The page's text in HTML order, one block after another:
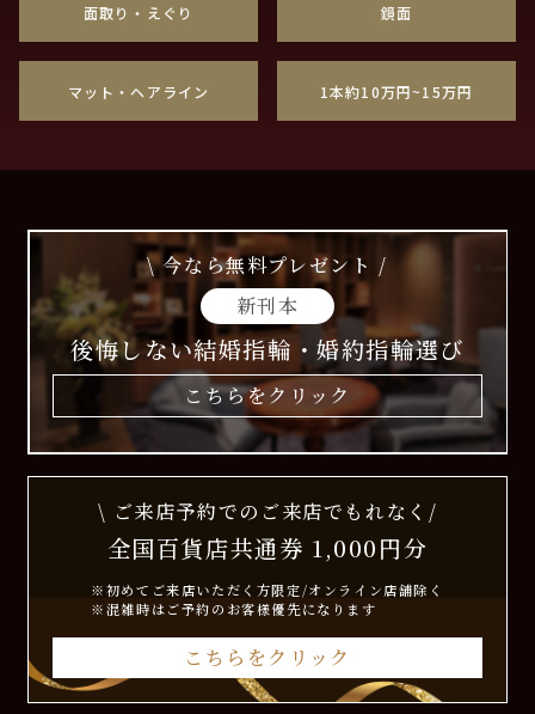
面取り・えぐり 鏡面
マット・ヘアライン 1本約10万円~15万円
\ 今なら無料プレゼント /
新刊本
後悔しない結婚指輪・婚約指輪選び
こちらをクリック
\ ご来店予約でのご来店でもれなく/
全国百貨店共通券 1,000円分
※初めてご来店いただく方限定/オンライン店舗除く
※混雑時はご予約のお客様優先になります
こちらをクリック